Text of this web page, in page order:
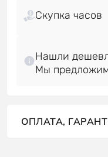
Скупка часов
Нашли
ОПЛАТА,